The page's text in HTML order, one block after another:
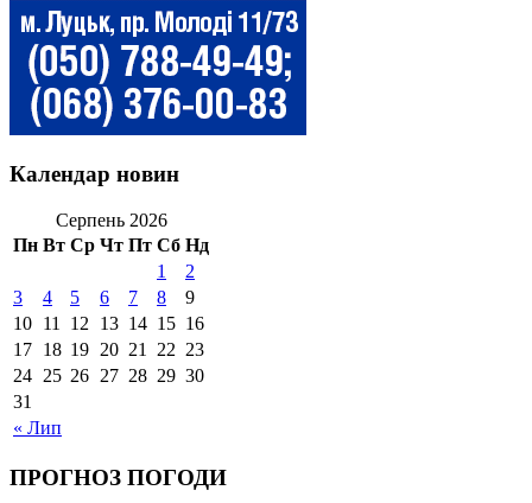
Календар новин
Серпень 2026
Пн Вт Ср Чт Пт Сб Нд
« Лип
1
2
3
4 5 6 7 8
9
10 11 12 13 14 15 16
17 18 19 20 21 22 23
24 25 26 27 28 29 30
31
ПРОГНОЗ ПОГОДИ